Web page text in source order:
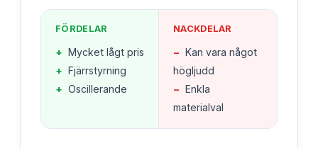
FÖRDELAR
+ Mycket lågt pris
+ Fjärrstyrning
+ Oscillerande
NACKDELAR
− Kan vara något
högljudd
− Enkla
materialval